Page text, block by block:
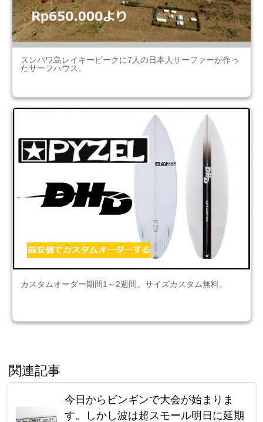
スンバワ島レイキーピークに7人の日本人サーファーが作っ
たサーフハウス。
カスタムオーダー期間1～2週間。サイズカスタム無料。
関連記事
今日からビンギンで大会が始まりま
す。しかし波は超スモール明日に延期